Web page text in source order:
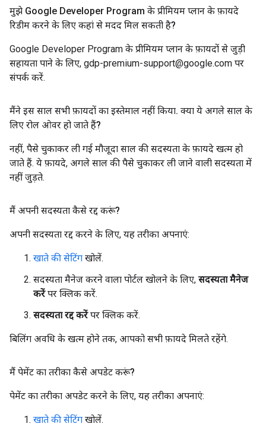
मुझे Google Developer Program के प्रीमियम प्लान के फ़ायदे
रिडीम करने के लिए कहां से मदद मिल सकती है?
Google Developer Program के प्रीमियम प्लान के फ़ायदों से जुड़ी
सहायता पाने के लिए, gdp-premium-support@google.com पर
संपर्क करें.
मैंने इस साल सभी फ़ायदों का इस्तेमाल नहीं किया. क्या ये अगले साल के
लिए रोल ओवर हो जाते हैं?
नहीं, पैसे चुकाकर ली गई मौजूदा साल की सदस्यता के फ़ायदे खत्म हो
जाते हैं. ये फ़ायदे, अगले साल की पैसे चुकाकर ली जाने वाली सदस्यता में
नहीं जुड़ते.
मैं अपनी सदस्यता कैसे रद्द करूं?
अपनी सदस्यता रद्द करने के लिए, यह तरीका अपनाएं:
खाते की सेटिंग खोलें.
सदस्यता मैनेज करने वाला पोर्टल खोलने के लिए, सदस्यता मैनेज
करेंपर क्लिक करें.
सदस्यता रद्द करेंपर क्लिक करें.
बिलिंग अवधि के खत्म होने तक, आपको सभी फ़ायदे मिलते रहेंगे.
मैं पेमेंट का तरीका कैसे अपडेट करूं?
पेमेंट का तरीका अपडेट करने के लिए, यह तरीका अपनाएं:
खाते की सेटिंग खोलें.